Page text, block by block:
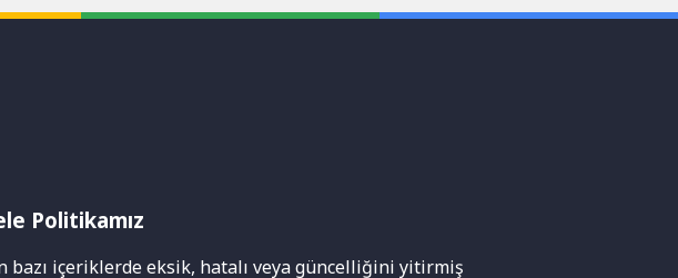
Politikamız
bazı içeriklerde eksik, hatalı veya güncelliğini yitirmiş